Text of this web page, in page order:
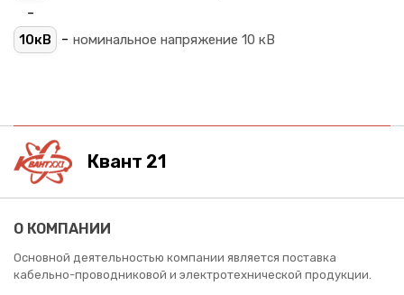
-
10кВ - номинальное напряжение 10 кВ
Квант 21
О КОМПАНИИ
Основной деятельностью компании является поставка
кабельно-проводниковой и электротехнической продукции.